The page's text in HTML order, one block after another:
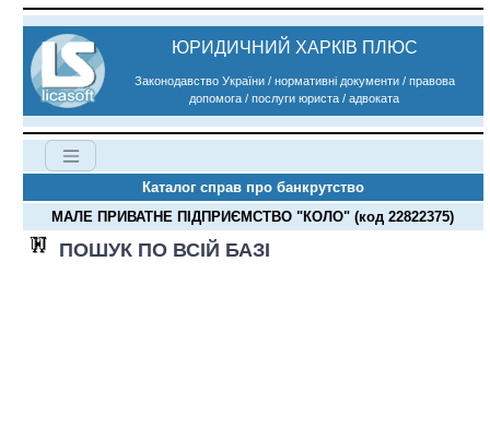
ЮРИДИЧНИЙ ХАРКІВ ПЛЮС
Законодавство України / нормативні документи / правова
допомога / послуги юриста / адвоката
Каталог справ про банкрутство
МАЛЕ ПРИВАТНЕ ПІДПРИЄМСТВО "КОЛО" (код 22822375)
ПОШУК ПО ВСІЙ БАЗІ